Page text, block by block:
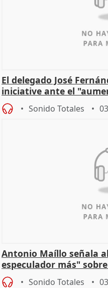
El delegado José
iniciative ante el
hogar en Madri
Sonido Totales
Antonio Maíllo señala
especulador más"
Becerril
Sonido Totales